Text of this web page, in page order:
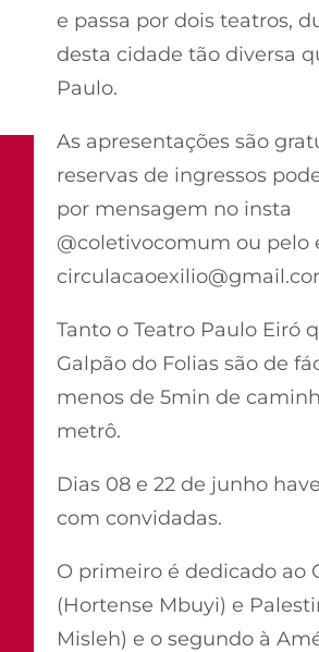
e passa por dois teatros,
desta cidade tão diversa
Paulo.
As apresentações são
reservas de ingressos
por mensagem no insta
@coletivocomum ou pelo
Tanto o Teatro Paulo Eiró
Galpão do Folias são de
menos de 5min de
metrô.
Dias 08 e 22 de junho
com convidadas.
O primeiro é dedicado ao
(Hortense Mbuyi) e
Misleh) e o segundo à